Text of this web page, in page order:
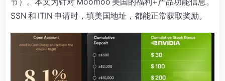
SSN 和 ITIN 申请时，填美国地址，都能正常获取奖励。